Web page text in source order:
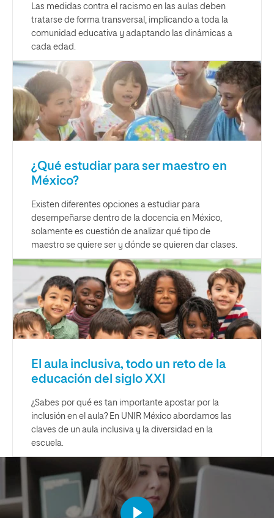
Las medidas contra el racismo en las aulas deben
tratarse de forma transversal, implicando a toda la
comunidad educativa y adaptando las dinámicas a
cada edad.
¿Qué estudiar para ser maestro en
México?
Existen diferentes opciones a estudiar para
desempeñarse dentro de la docencia en México,
solamente es cuestión de analizar qué tipo de
maestro se quiere ser y dónde se quieren dar clases.
El aula inclusiva, todo un reto de la
educación del siglo XXI
¿Sabes por qué es tan importante apostar por la
inclusión en el aula? En UNIR México abordamos las
claves de un aula inclusiva y la diversidad en la
escuela.